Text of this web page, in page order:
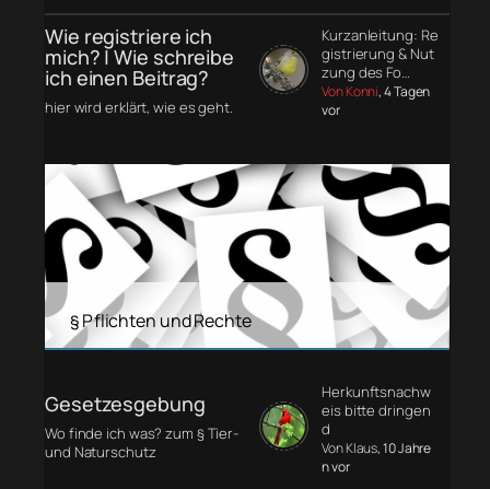
Wie registriere ich
mich? | Wie schreibe
ich einen Beitrag?
hier wird erklärt, wie es geht.
Kurzanleitung: Re
gistrierung & Nut
zung des Fo…
Von Konni, 4 Tagen
vor
§ Pflichten und Rechte
Gesetzesgebung
Wo finde ich was? zum § Tier-
und Naturschutz
Herkunftsnachw
eis bitte dringen
d
Von Klaus, 10 Jahre
n vor